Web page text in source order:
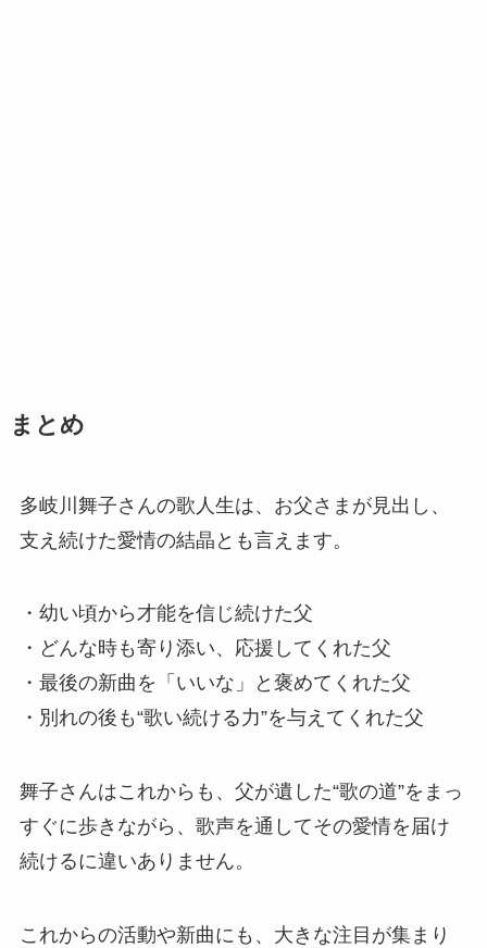
まとめ
多岐川舞子さんの歌人生は、お父さまが見出し、
支え続けた愛情の結晶とも言えます。
・幼い頃から才能を信じ続けた父
・どんな時も寄り添い、応援してくれた父
・最後の新曲を「いいな」と褒めてくれた父
・別れの後も“歌い続ける力”を与えてくれた父
舞子さんはこれからも、父が遺した“歌の道”をまっ
すぐに歩きながら、歌声を通してその愛情を届け
続けるに違いありません。
これからの活動や新曲にも、大きな注目が集まり